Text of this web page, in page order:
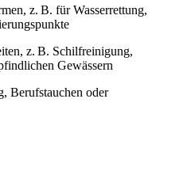
z. B. für Wasserrettung,
z. B. Schilfreinigung,
Gewässern
Berufstauchen oder